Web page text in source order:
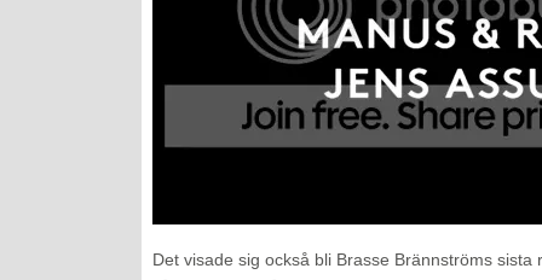
Det visade sig också bli Brasse Brännströms sista